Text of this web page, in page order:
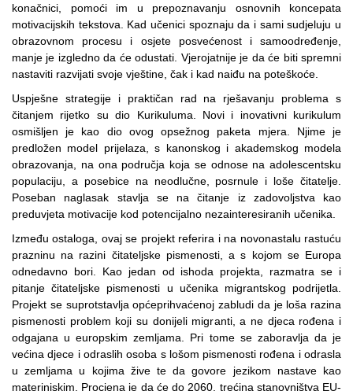
konačnici, pomoći im u prepoznavanju osnovnih koncepata
motivacijskih tekstova. Kad učenici spoznaju da i sami sudjeluju u
obrazovnom procesu i osjete posvećenost i samoodređenje,
manje je izgledno da će odustati. Vjerojatnije je da će biti spremni
nastaviti razvijati svoje vještine, čak i kad naiđu na poteškoće.
Uspješne strategije i praktičan rad na rješavanju problema s
čitanjem rijetko su dio Kurikuluma. Novi i inovativni kurikulum
osmišljen je kao dio ovog opsežnog paketa mjera. Njime je
predložen model prijelaza, s kanonskog i akademskog modela
obrazovanja, na ona područja koja se odnose na adolescentsku
populaciju, a posebice na neodlučne, posrnule i loše čitatelje.
Poseban naglasak stavlja se na čitanje iz zadovoljstva kao
preduvjeta motivacije kod potencijalno nezainteresiranih učenika.
Između ostaloga, ovaj se projekt referira i na novonastalu rastuću
prazninu na razini čitateljske pismenosti, a s kojom se Europa
odnedavno bori. Kao jedan od ishoda projekta, razmatra se i
pitanje čitateljske pismenosti u učenika migrantskog podrijetla.
Projekt se suprotstavlja općeprihvaćenoj zabludi da je loša razina
pismenosti problem koji su donijeli migranti, a ne djeca rođena i
odgajana u europskim zemljama. Pri tome se zaboravlja da je
većina djece i odraslih osoba s lošom pismenosti rođena i odrasla
u zemljama u kojima žive te da govore jezikom nastave kao
materinjskim. Procjena je da će do 2060. trećina stanovništva EU-